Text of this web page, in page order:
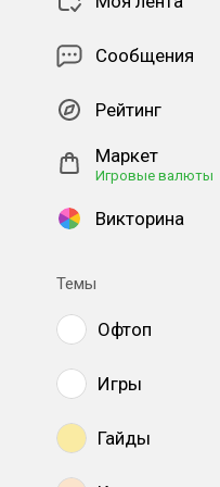
Сообщения
Рейтинг
Маркет
Игровые валюты
Викторина
Темы
Офтоп
Игры
Гайды